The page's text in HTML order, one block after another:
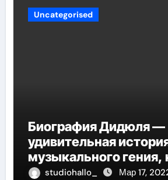
Uncategorised
Биография Дидюля —
удивительная
музыкального гения,
проникнет в самые
studiohallo_ Мар 17,